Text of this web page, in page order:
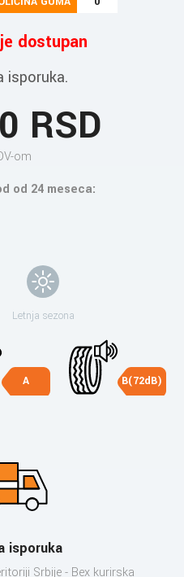
dostupan
isporuka.
RSD
om
od 24 meseca:
Letnja sezona
A B(72dB)
isporuka
Srbije - Bex kurirska